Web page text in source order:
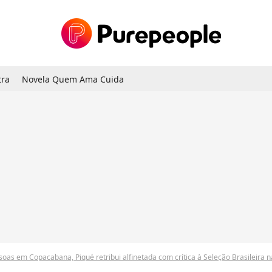
Novela Quem Ama Cuida
Copacabana, Piqué retribui alfinetada com crítica à Seleção Brasileira na Copa do Mundo